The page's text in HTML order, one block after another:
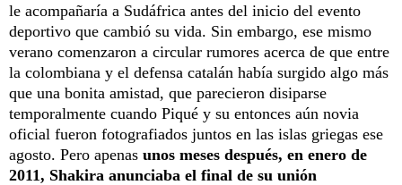
le acompañaría a Sudáfrica antes del inicio del evento
deportivo que cambió su vida. Sin embargo, ese mismo
verano comenzaron a circular rumores acerca de que entre
la colombiana y el defensa catalán había surgido algo más
que una bonita amistad, que parecieron disiparse
temporalmente cuando Piqué y su entonces aún novia
oficial fueron fotografiados juntos en las islas griegas ese
agosto. Pero apenas unos meses después, en enero de
2011, Shakira anunciaba el final de su unión